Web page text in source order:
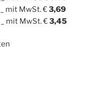
mit MwSt. €3,69
mit MwSt. €3,45